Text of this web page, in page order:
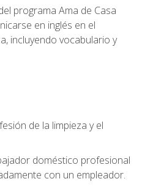
programa Ama de Casa
en inglés en el
incluyendo vocabulario y
de la limpieza y el
doméstico profesional
con un empleador.